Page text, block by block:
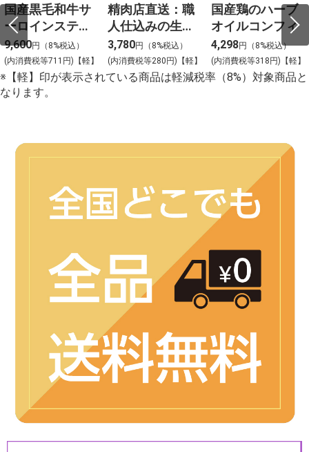
国産黒毛和牛サ
ーロインステー
キ 約200gカット
2枚入
9,600円（8%税込）
(内消費税等711円)【軽】
精肉店直送：職
人仕込みの生ハ
ンバーグ
3,780円（8%税込）
(内消費税等280円)【軽】
国産鶏のハーブ
オイルコンフィ
4,298円（8%税込）
(内消費税等318円)【軽】
※【軽】印が表示されている商品は軽減税率（8%）対象商品と
なります。